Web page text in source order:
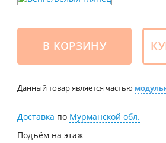
В КОРЗИНУ
Данный товар является частью
Доставка по Мурманской обл.
Подъём на этаж